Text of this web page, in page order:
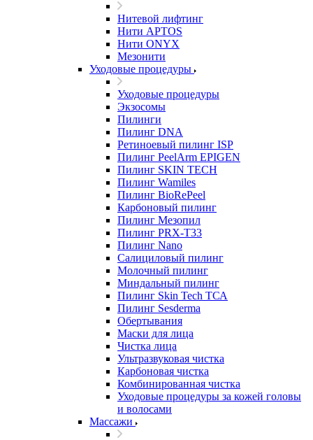
Нитевой лифтинг
Нити APTOS
Нити ONYX
Мезонити
Уходовые процедуры
Уходовые процедуры
Экзосомы
Пилинги
Пилинг DNA
Ретиноевый пилинг ISP
Пилинг PeelArm EPIGEN
Пилинг SKIN TECH
Пилинг Wamiles
Пилинг BioRePeel
Карбоновый пилинг
Пилинг Мезопил
Пилинг PRX-T33
Пилинг Nano
Салициловый пилинг
Молочный пилинг
Миндальный пилинг
Пилинг Skin Tech ТСА
Пилинг Sesderma
Обертывания
Маски для лица
Чистка лица
Ультразвуковая чистка
Карбоновая чистка
Комбинированная чистка
Уходовые процедуры за кожей головы
и волосами
Массажи